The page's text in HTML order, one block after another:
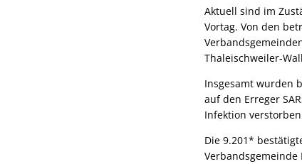
Aktuell sind im
Vortag. Von den
Thaleischweiler-
Insgesamt wurden
auf den Erreger
Infektion
Die 9.201*
Verbandsgemeinde